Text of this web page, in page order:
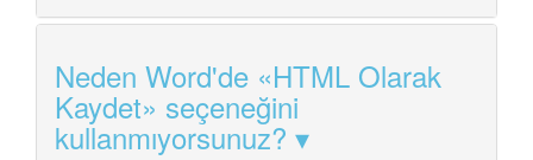
Neden Word'de «HTML Olarak
Kaydet» seçeneğini
kullanmıyorsunuz?